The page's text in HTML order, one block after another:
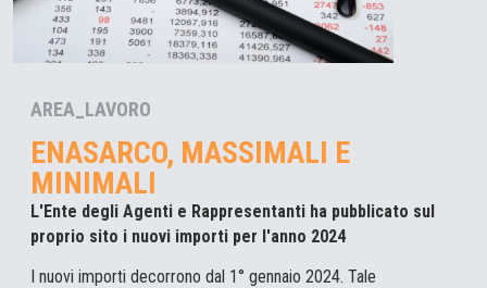
AREA_LAVORO
ENASARCO, MASSIMALI E
MINIMALI
L'Ente degli Agenti e Rappresentanti ha pubblicato sul
proprio sito i nuovi importi per l'anno 2024
I nuovi importi decorrono dal 1° gennaio 2024. Tale